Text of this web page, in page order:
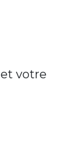
votre